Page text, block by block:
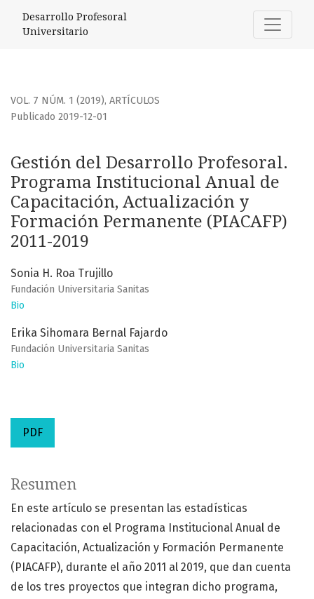
Gestión del Desarrollo Profesoral. Programa Institucional
Desarrollo Profesoral
Universitario
VOL. 7 NÚM. 1 (2019), ARTÍCULOS
Gestión del Desarrollo Profesoral.
Programa Institucional Anual de
Capacitación, Actualización y
Formación Permanente (PIACAFP)
2011-2019
Publicado 2019-12-01
Sonia H. Roa Trujillo
Fundación Universitaria Sanitas
Bio
Erika Sihomara Bernal Fajardo
Fundación Universitaria Sanitas
Bio
PDF
Resumen
En este artículo se presentan las estadísticas
relacionadas con el Programa Institucional Anual de
Capacitación, Actualización y Formación Permanente
(PIACAFP), durante el año 2011 al 2019, que dan cuenta
de los tres proyectos que integran dicho programa,